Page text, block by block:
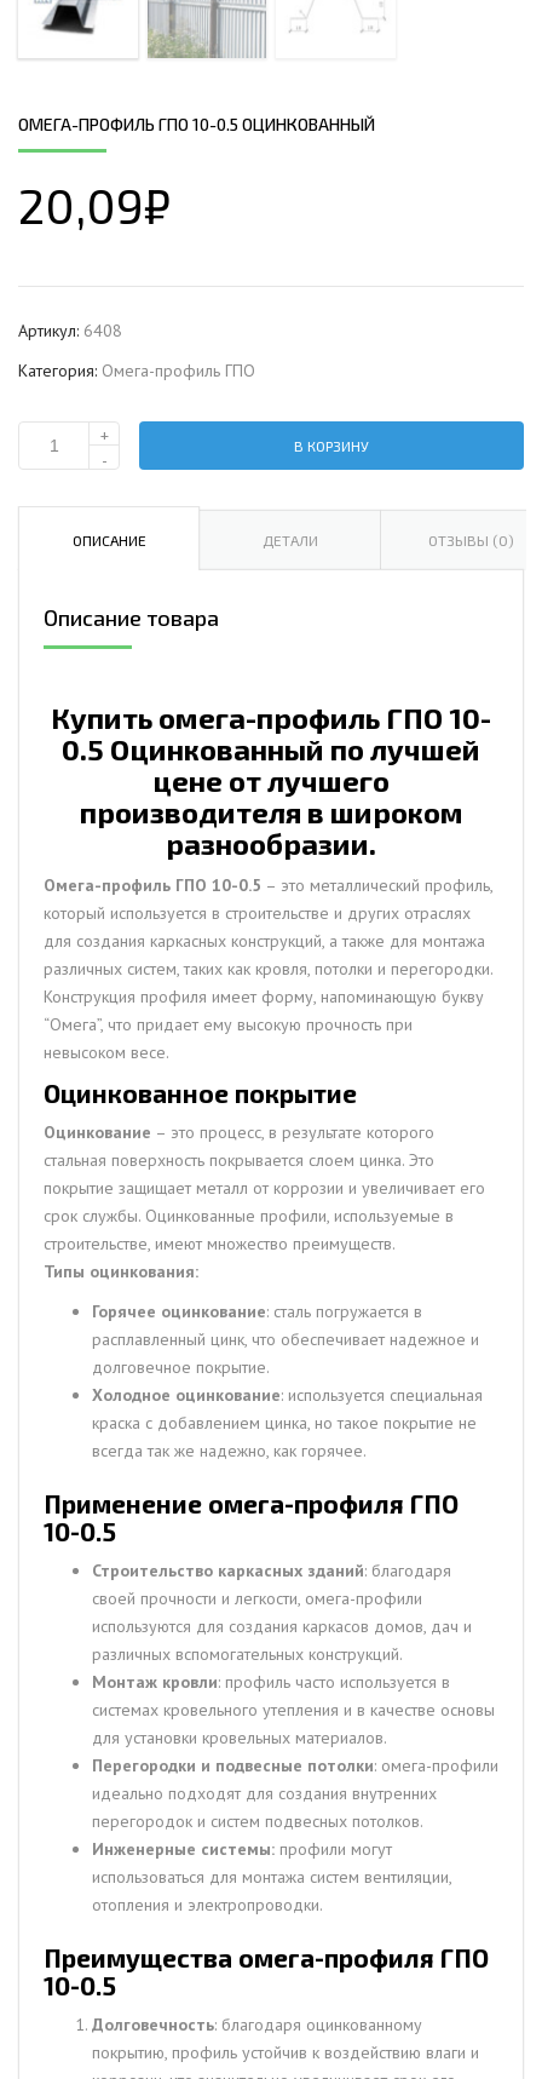
ОМЕГА-ПРОФИЛЬ ГПО 10-0.5 ОЦИНКОВАННЫЙ
20,09₽
Артикул: 6408
Категория: Омега-профиль ГПО
Количество
профиль
Оцинкованный
+
-
В КОРЗИНУ
ОПИСАНИЕ ДЕТАЛИ ОТЗЫВЫ (0)
Описание товара
Купить омега-профиль ГПО 10-
0.5 Оцинкованный по лучшей
цене от лучшего
производителя в широком
разнообразии.
Омега-профиль ГПО 10-0.5 – это металлический профиль,
который используется в строительстве и других отраслях
для создания каркасных конструкций, а также для монтажа
различных систем, таких как кровля, потолки и перегородки.
Конструкция профиля имеет форму, напоминающую букву
“Омега”, что придает ему высокую прочность при
невысоком весе.
Оцинкованное покрытие
Оцинкование – это процесс, в результате которого
стальная поверхность покрывается слоем цинка. Это
покрытие защищает металл от коррозии и увеличивает его
срок службы. Оцинкованные профили, используемые в
строительстве, имеют множество преимуществ.
Типы оцинкования:
Горячее оцинкование: сталь погружается в
расплавленный цинк, что обеспечивает надежное и
долговечное покрытие.
Холодное оцинкование: используется специальная
краска с добавлением цинка, но такое покрытие не
всегда так же надежно, как горячее.
Применение омега-профиля ГПО
10-0.5
Строительство каркасных зданий: благодаря
своей прочности и легкости, омега-профили
используются для создания каркасов домов, дач и
различных вспомогательных конструкций.
Монтаж кровли: профиль часто используется в
системах кровельного утепления и в качестве основы
для установки кровельных материалов.
Перегородки и подвесные потолки: омега-профили
идеально подходят для создания внутренних
перегородок и систем подвесных потолков.
Инженерные системы: профили могут
использоваться для монтажа систем вентиляции,
отопления и электропроводки.
Преимущества омега-профиля ГПО
10-0.5
Долговечность: благодаря оцинкованному
покрытию, профиль устойчив к воздействию влаги и